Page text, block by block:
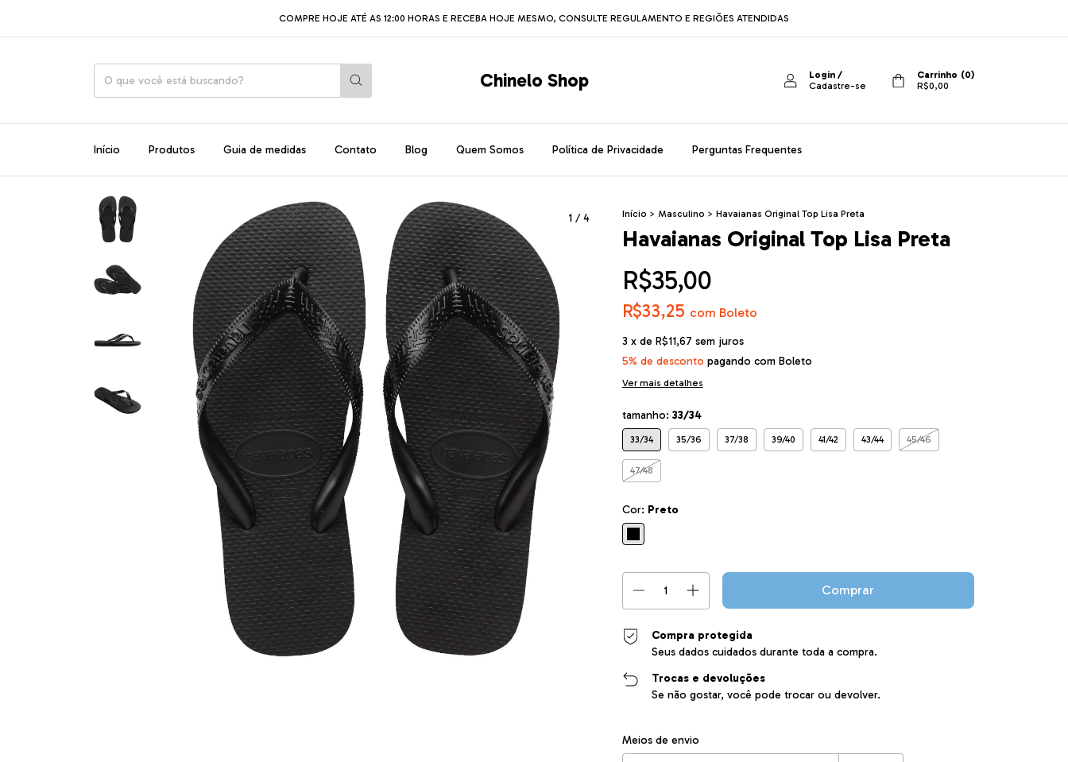
COMPRE HOJE ATÉ AS 12:00 HORAS E RECEBA HOJE MESMO, CONSULTE REGULAMENTO E REGIÕES ATENDIDAS
Chinelo Shop Login /
Cadastre-se
Carrinho (0)
R$0,00
Início Produtos Guia de medidas Contato Blog Quem Somos Política de Privacidade Perguntas Frequentes
1/4 Início > Masculino > Havaianas Original Top Lisa Preta
Havaianas Original Top Lisa Preta
R$35,00
R$33,25 com Boleto
3 x de R$11,67 sem juros
5% de desconto pagando com Boleto
Ver mais detalhes
tamanho: 33/34
33/34 35/36 37/38 39/40 41/42 43/44 45/46
47/48
Cor: Preto
Compra protegida
Seus dados cuidados durante toda a compra.
Trocas e devoluções
Se não gostar, você pode trocar ou devolver.
Entregas para o CEP:
Meios de envio